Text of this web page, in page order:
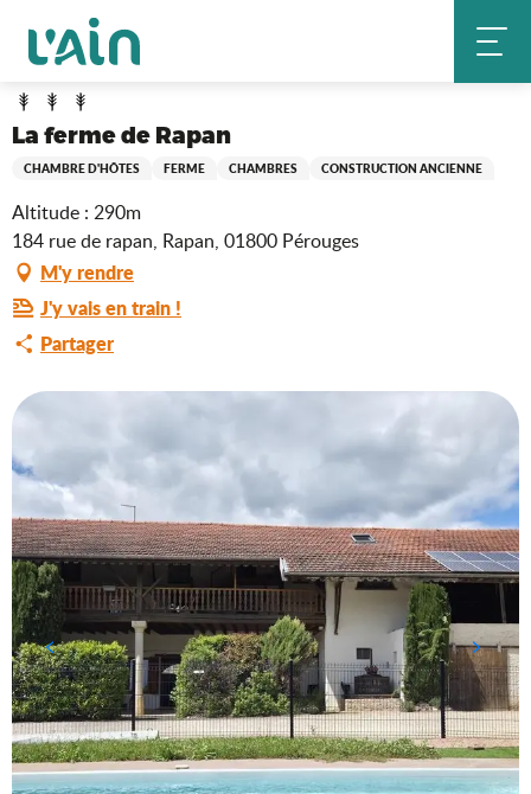
contenu
principal
Accueil La ferme de Rapan
La ferme de Rapan
CHAMBRE D'HÔTES FERME CHAMBRES CONSTRUCTION ANCIENNE
Altitude : 290m
184 rue de rapan, Rapan, 01800 Pérouges
M'y rendre
J'y vais en train !
Partager